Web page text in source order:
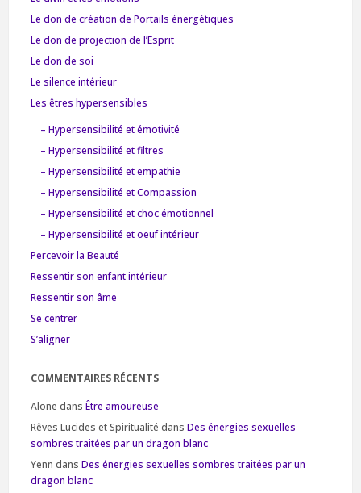
Le don de création de Portails énergétiques
Le don de projection de l’Esprit
Le don de soi
Le silence intérieur
Les êtres hypersensibles
– Hypersensibilité et émotivité
– Hypersensibilité et filtres
– Hypersensibilité et empathie
– Hypersensibilité et Compassion
– Hypersensibilité et choc émotionnel
– Hypersensibilité et oeuf intérieur
Percevoir la Beauté
Ressentir son enfant intérieur
Ressentir son âme
Se centrer
S’aligner
COMMENTAIRES RÉCENTS
Alone dans Être amoureuse
Rêves Lucides et Spiritualité dans Des énergies sexuelles
sombres traitées par un dragon blanc
Yenn dans Des énergies sexuelles sombres traitées par un
dragon blanc